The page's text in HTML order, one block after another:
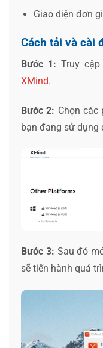
Giao diện đơn
Cách tải và cài
Bước 1: Truy
XMind.
Bước 2: Chọn các
bạn đang sử dụng
Bước 3: Sau đó
sẽ tiến hành quá